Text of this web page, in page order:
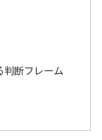
判断フレーム